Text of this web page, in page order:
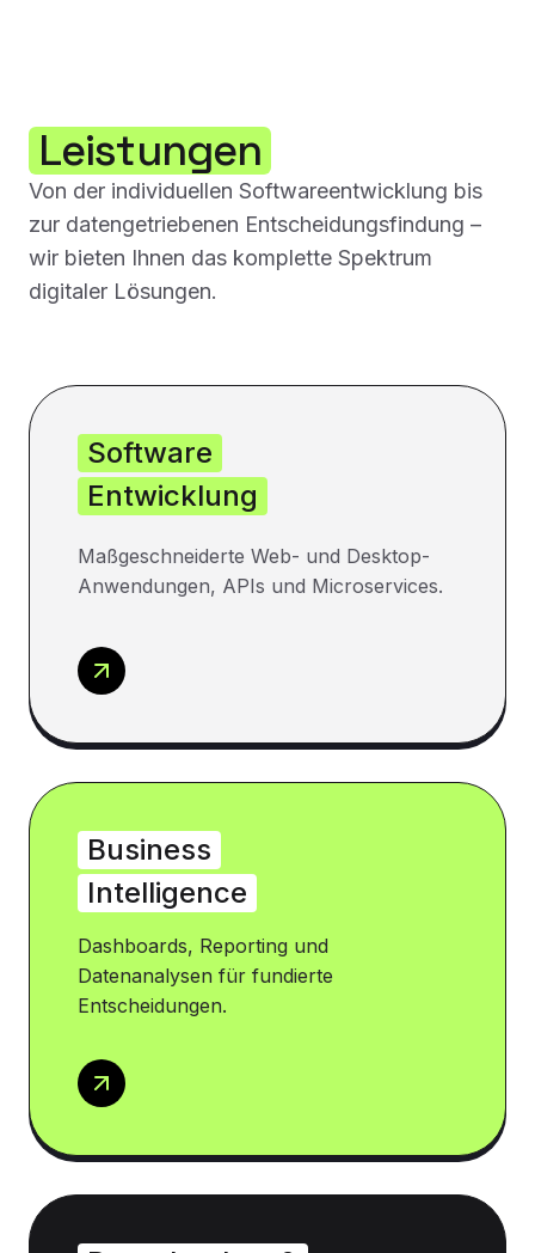
Leistungen
Von der individuellen Softwareentwicklung bis
zur datengetriebenen Entscheidungsfindung –
wir bieten Ihnen das komplette Spektrum
digitaler Lösungen.
Software
Entwicklung
Maßgeschneiderte Web- und Desktop-
Anwendungen, APIs und Microservices.
Business
Intelligence
Dashboards, Reporting und
Datenanalysen für fundierte
Entscheidungen.